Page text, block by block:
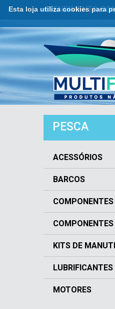
Esta loja utiliza cookies para
ATENDIMENTO
PESCA
ACESSÓRIOS
BARCOS
KITS DE
LUBRIFICANTES
MOTORES